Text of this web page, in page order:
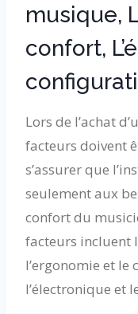
musique,
confort,
Lors de l’achat
facteurs doivent
s’assurer que
seulement aux
confort du
facteurs incluent
l’ergonomie et le
l’électronique et